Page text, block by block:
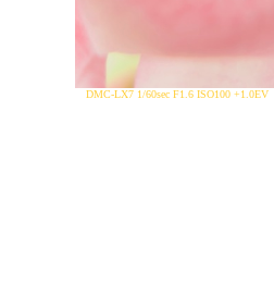
DMC-LX7 1/60sec F1.6 ISO100